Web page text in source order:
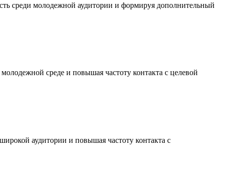
среди молодежной аудитории и формируя дополнительный
среде и повышая частоту контакта с целевой
аудитории и повышая частоту контакта с